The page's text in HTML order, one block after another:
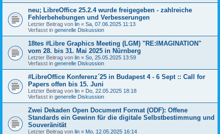
neu; LibreOffice 25.2.4 wurde freigegeben - zahlreiche
Fehlerbehebungen und Verbesserungen
Letzter Beitrag von lin « Sa, 07.06.2025 11:13
Verfasst in generelle Diskussion
18tes #Libre Graphics Meeting (LGM) "RE:IMAGINATION"
vom 28. bis 31. Mai 2025 in Nürnberg
Letzter Beitrag von lin « So, 25.05.2025 13:59
Verfasst in generelle Diskussion
#LibreOffice Konferenz´25 in Budapest 4 - 6 Sept :: Call for
Papers offen bis 15. Juni
Letzter Beitrag von lin « Do, 22.05.2025 18:18
Verfasst in generelle Diskussion
Zwei Dekaden Open Document Format (ODF): Offene
Standards ein Gewinn für die digitale Selbstbestimmung und
Souveränität
Letzter Beitrag von lin « Mo, 12.05.2025 16:14